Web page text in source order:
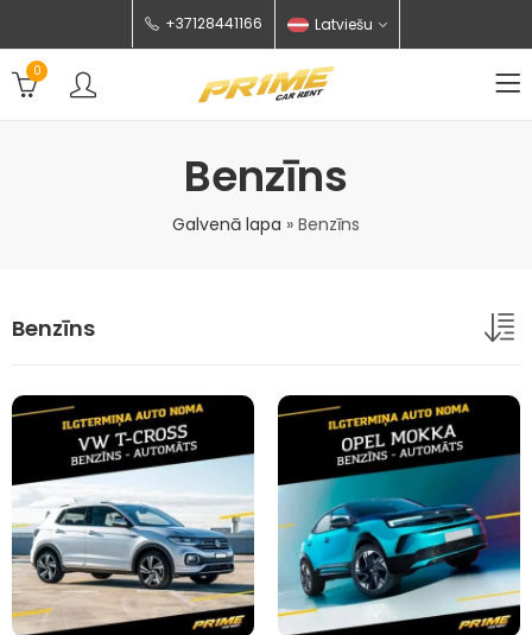
+37128441166 Latviešu
0
Benzīns
Galvenā lapa » Benzīns
Benzīns